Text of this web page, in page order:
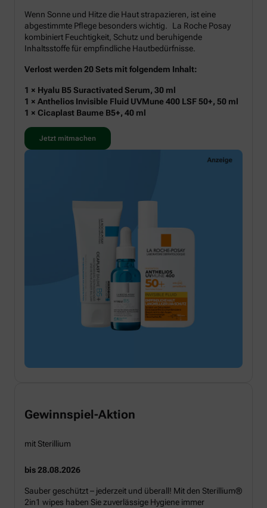
Wenn Sonne und Hitze die Haut strapazieren, ist eine
abgestimmte Pflege besonders wichtig. La Roche Posay
kombiniert Feuchtigkeit, Schutz und beruhigende
Inhaltsstoffe für empfindliche Hautbedürfnisse.
Verlost werden 20 Sets mit folgendem Inhalt:
1 × Hyalu B5 Suractivated Serum, 30 ml
1 × Anthelios Invisible Fluid UVMune 400 LSF 50+, 50 ml
1 × Cicaplast Baume B5+, 40 ml
Jetzt mitmachen
Gewinnspiel-Aktion
mit Sterillium
bis 28.08.2026
Sauber geschützt – jederzeit und überall! Mit den Sterillium®
2in1 wipes haben Sie zuverlässige Hygiene immer